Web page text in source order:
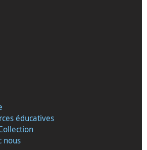
éducatives
nous